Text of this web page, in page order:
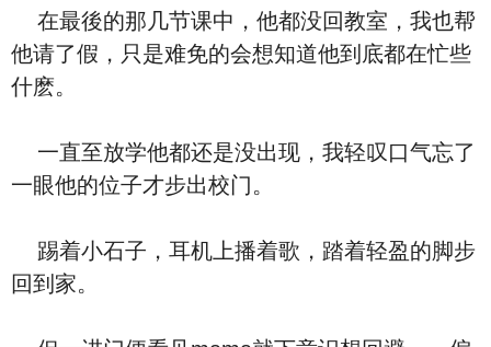
在最後的那几节课中，他都没回教室，我也帮
他请了假，只是难免的会想知道他到底都在忙些
什麽。
一直至放学他都还是没出现，我轻叹口气忘了
一眼他的位子才步出校门。
踢着小石子，耳机上播着歌，踏着轻盈的脚步
回到家。